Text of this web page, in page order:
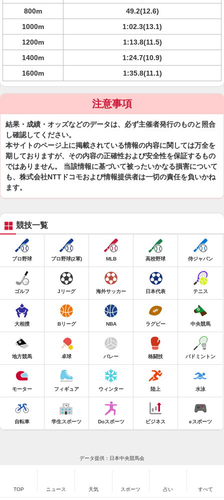
800m
49.2(12.6)
1000m
1:02.3(13.1)
1200m
1:13.8(11.5)
1400m
1:24.7(10.9)
1600m
1:35.8(11.1)
注意事項
結果・成績・オッズなどのデータは、必ず主催者発行のものと照合
し確認してください。
本サイトのページ上に掲載されている情報の内容に関しては万全を
期しておりますが、その内容の正確性および安全性を保証するもの
ではありません。 当該情報に基づいて被ったいかなる損害について
も、株式会社NTTドコモおよび情報提供者は一切の責任を負いかね
ます。
競技一覧
プロ野球 プロ野球(2軍) MLB 高校野球 侍ジャパン
ゴルフ Jリーグ 海外サッカー 日本代表 テニス
大相撲 Bリーグ NBA ラグビー 中央競馬
地方競馬 卓球 バレー 格闘技 バドミントン
モーター フィギュア ウィンター 陸上 水泳
自転車 学生スポーツ Doスポーツ ビジネス eスポーツ
データ提供：日本中央競馬会
TOP ニュース 天気 スポーツ 占い すべて